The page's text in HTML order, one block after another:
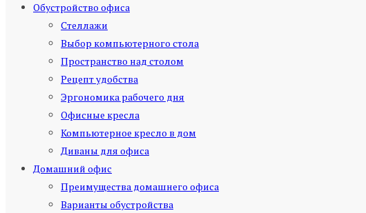
Обустройство офиса
Стеллажи
Выбор компьютерного стола
Пространство над столом
Рецепт удобства
Эргономика рабочего дня
Офисные кресла
Компьютерное кресло в дом
Диваны для офиса
Домашний офис
Преимущества домашнего офиса
Варианты обустройства